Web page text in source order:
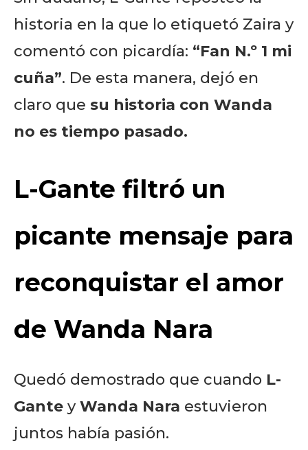
historia en la que lo etiquetó Zaira y
comentó con picardía: “Fan N.º 1 mi
cuña”. De esta manera, dejó en
claro que su historia con Wanda
no es tiempo pasado.
L-Gante filtró un
picante mensaje para
reconquistar el amor
de Wanda Nara
Quedó demostrado que cuando L-
Gante y Wanda Nara estuvieron
juntos había pasión.